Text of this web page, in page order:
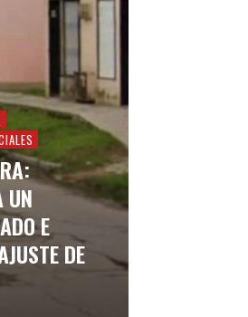
UN
E
DE